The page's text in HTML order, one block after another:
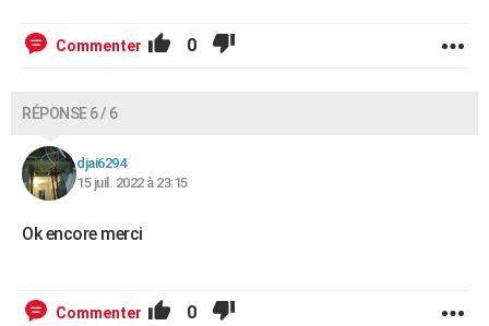
Commenter 0
RÉPONSE 6 / 6
djai6294
15 juil. 2022 à 23:15
Ok encore merci
Commenter 0